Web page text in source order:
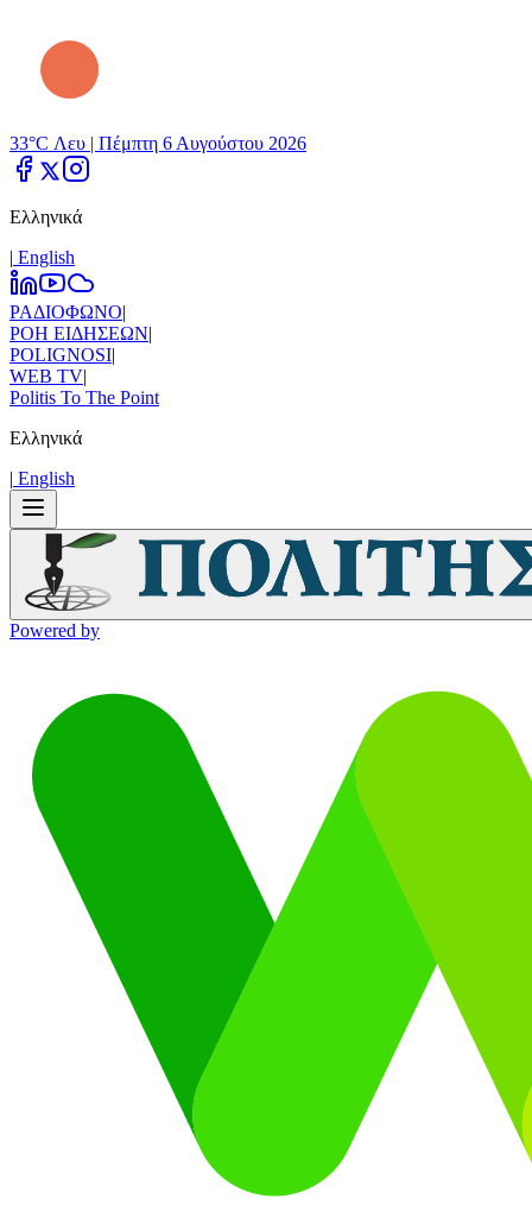
33°C Λευ | Πέμπτη 6 Αυγούστου 2026
Ελληνικά
| Εnglish
ΡΑΔΙΟΦΩΝΟ|
ΡΟΗ ΕΙΔΗΣΕΩΝ|
POLIGNOSI|
WEB TV|
Politis To The Point
Ελληνικά
| Εnglish
Powered by